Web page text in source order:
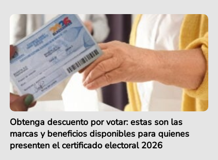
Obtenga descuento por votar: estas son las
marcas y beneficios disponibles para quienes
presenten el certificado electoral 2026